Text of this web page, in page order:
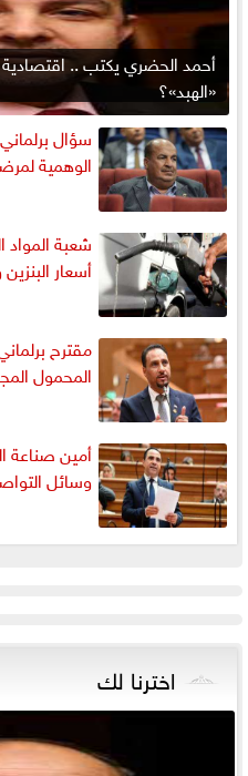
أحمد الحضري يكتب ..
«الهبد»؟
سؤال
الوهمية
شعبة المواد
أسعار
مقترح
المحمول
أمين صناعة
وسائل
اخترنا لك